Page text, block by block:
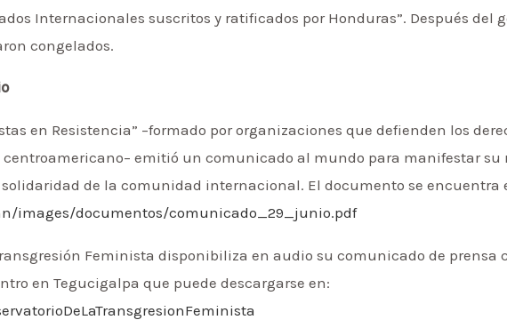
Internacionales suscritos y ratificados por Honduras”. Después del
congelados.
en Resistencia” –formado por organizaciones que defienden los
emitió un comunicado al mundo para manifestar su
de la comunidad internacional. El documento se encuentra
images/documentos/comunicado_29_junio.pdf
Feminista disponibiliza en audio su comunicado de prensa
en Tegucigalpa que puede descargarse en: